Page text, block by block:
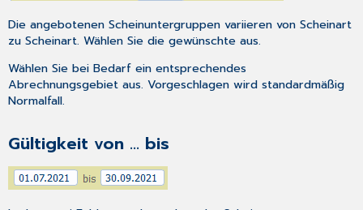
Die angebotenen Scheinuntergruppen variieren von Scheinart
zu Scheinart. Wählen Sie die gewünschte aus.
Wählen Sie bei Bedarf ein entsprechendes
Abrechnungsgebiet aus. Vorgeschlagen wird standardmäßig
Normalfall.
Gültigkeit von ... bis